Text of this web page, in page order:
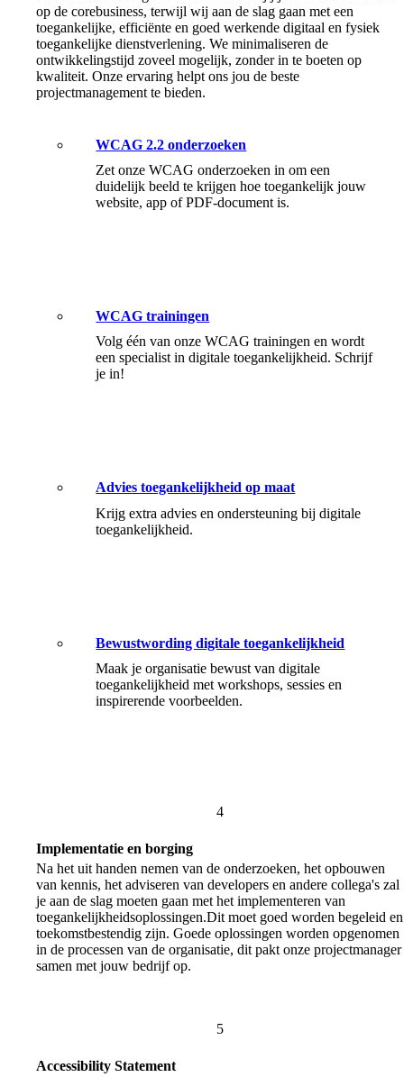
op de corebusiness, terwijl wij aan de slag gaan met een
toegankelijke, efficiënte en goed werkende digitaal en fysiek
toegankelijke dienstverlening. We minimaliseren de
ontwikkelingstijd zoveel mogelijk, zonder in te boeten op
kwaliteit. Onze ervaring helpt ons jou de beste
projectmanagement te bieden.
WCAG 2.2 onderzoeken
Zet onze WCAG onderzoeken in om een
duidelijk beeld te krijgen hoe toegankelijk jouw
website, app of PDF-document is.
WCAG trainingen
Volg één van onze WCAG trainingen en wordt
een specialist in digitale toegankelijkheid. Schrijf
je in!
Advies toegankelijkheid op maat
Krijg extra advies en ondersteuning bij digitale
toegankelijkheid.
Bewustwording digitale toegankelijkheid
Maak je organisatie bewust van digitale
toegankelijkheid met workshops, sessies en
inspirerende voorbeelden.
Implementatie en borging
Na het uit handen nemen van de onderzoeken, het opbouwen
van kennis, het adviseren van developers en andere collega's zal
je aan de slag moeten gaan met het implementeren van
toegankelijkheidsoplossingen.Dit moet goed worden begeleid en
toekomstbestendig zijn. Goede oplossingen worden opgenomen
in de processen van de organisatie, dit pakt onze projectmanager
samen met jouw bedrijf op.
Accessibility Statement